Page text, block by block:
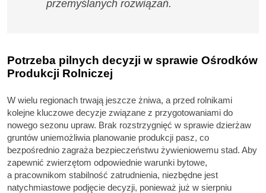
przemyślanych rozwiązań.
Potrzeba pilnych decyzji w sprawie Ośrodków
Produkcji Rolniczej
W wielu regionach trwają jeszcze żniwa, a przed rolnikami
kolejne kluczowe decyzje związane z przygotowaniami do
nowego sezonu upraw. Brak rozstrzygnięć w sprawie dzierżaw
gruntów uniemożliwia planowanie produkcji pasz, co
bezpośrednio zagraża bezpieczeństwu żywieniowemu stad. Aby
zapewnić zwierzętom odpowiednie warunki bytowe,
a pracownikom stabilność zatrudnienia, niezbędne jest
natychmiastowe podjęcie decyzji, ponieważ już w sierpniu